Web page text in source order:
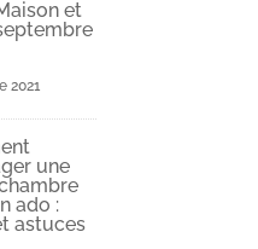
et
2021
une
ado :
astuces